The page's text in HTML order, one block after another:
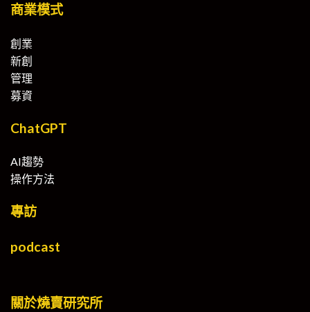
商業模式
創業
新創
管理
募資
ChatGPT
AI趨勢
操作方法
專訪
podcast
關於燒賣研究所